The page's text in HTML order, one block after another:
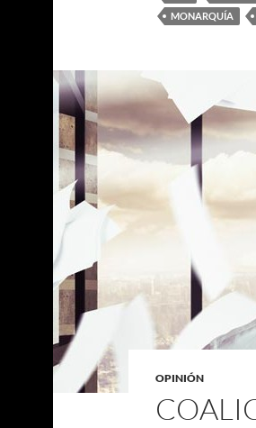
MONARQUÍA
OPINIÓN